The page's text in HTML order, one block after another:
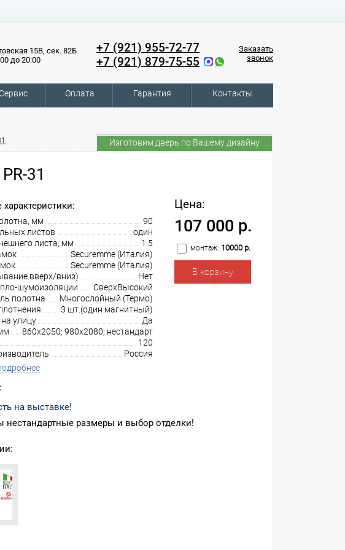
15В, сек. 82Б
до 20:00
+7 (921) 955-72-77
+7 (921) 879-75-55
Заказать
звонок
Сервис Оплата Гарантия Контакты
Изготовим дверь по Вашему дизайну
31
мм
90
листов
один
листа, мм
1.5
Securemme (Италия)
Securemme (Италия)
вверх/вниз)
Нет
шумоизоляции
СверхВысокий
полотна
Многослойный (Термо)
3 шт.(один магнитный)
улицу
Да
860х2050; 980х2080; нестандарт
120
Россия
Цена:
107 000 р.
монтаж: 10000 р.
на выставке!
размеры и выбор отделки!